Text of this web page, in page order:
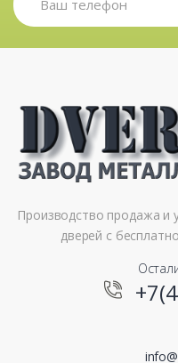
Производство продажа и
дверей с